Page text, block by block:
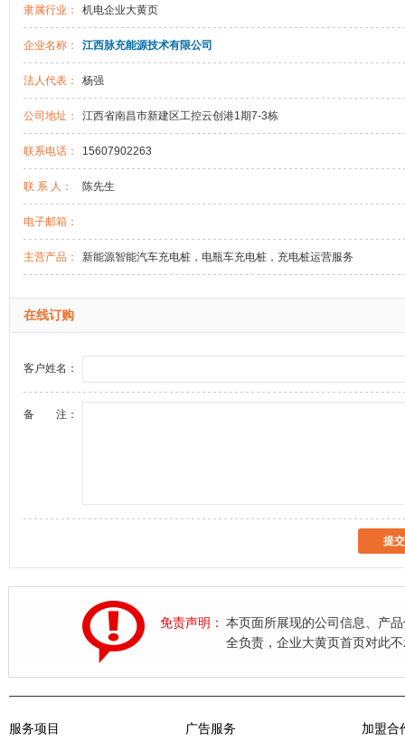
隶属行业： 机电企业大黄页
企业名称： 江西脉充能源技术有限公司
法人代表： 杨强
公司地址： 江西省南昌市新建区工控云创港1期7-3栋
联系电话： 15607902263
联 系 人： 陈先生
电子邮箱：
主营产品： 新能源智能汽车充电桩，电瓶车充电桩，充电桩运营服务
在线订购
客户姓名：
备 注：
免责声明： 本页面所展现的公司信息、产
全负责，企业大黄页首页对此
服务项目 广告服务 加盟合